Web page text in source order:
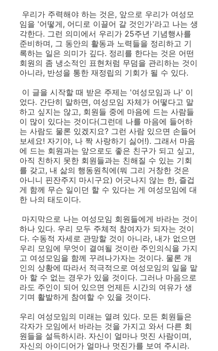
우리가 주력해야 하는 것은, 앞으로 우리가 여성모
임을 '어떻게, 어디로 이끌어 갈 것인가'라고 나는 생
각한다. 그런 의미에서 우리가 25주년 기념행사를
준비하며, 그 동안의 활동과 노력들을 정리하고 기
록하는 일은 의미가 깊다. 정리를 한다는 것은 어떤
회원의 좀 냉소적인 표현처럼 무덤을 관리하는 것이
아니라, 반성을 통한 재정립의 기회가 될 수 있다.
이 글을 시작할 때 받은 주제는 '여성모임과 나' 이
었다. 간단히 말하면, 여성모임 자체가 어떻다고 말
하고 싶지는 않고, 회원들 중에 마음에 드는 사람들
이 많이 있다는 것이다(그런데 나를 마음에 들어하
는 사람도 물론 있겠지요? 그런 사람 있으면 손들어
보세요! 자기야, 나 짝 사랑하기 싫어!). 그래서 마음
에 드는 회원과는 앞으로도 좋은 친구가 되고 싶고,
아직 친하지 못한 회원들과는 친해질 수 있는 기회
를 갖고, 내 삶의 행동원칙에(뭐 그리 거창한 것은
아니니 핀잔주지 마시구요) 어긋나지 않는 한, 즐겁
게 함께 무슨 일이던 할 수 있다는 게 여성모임에 대
한 나의 태도이다.
마지막으로 나는 여성모임 회원들에게 바라는 것이
하나 있다. 우리 모두 주체적 참여자가 되자는 것이
다. 수동적 자세로 관망할 것이 아니라, 내가 없으면
우리 모임에 무엇이 결여될 것이란 주인의식을 가지
고 여성모임을 함께 꾸려나가자는 것이다. 물론 개
인의 상황에 따라서 적극적으로 여성모임의 일을 맡
아 할 수 없는 경우가 있을 것이다. 그러나 마음으로
라도 주인이 되어 있으면 언제든 시간의 여유가 생
기며 활발하게 참여할 수 있을 것이다.
우리 여성모임의 미래는 열려 있다. 모든 회원들은
각자가 모임에서 바라는 것을 가지고 와서 다른 회
원들을 설득하시라. 자신이 얼마나 멋진 사람이며,
자신의 아이디어가 얼마나 멋진가를 보여 주시라.